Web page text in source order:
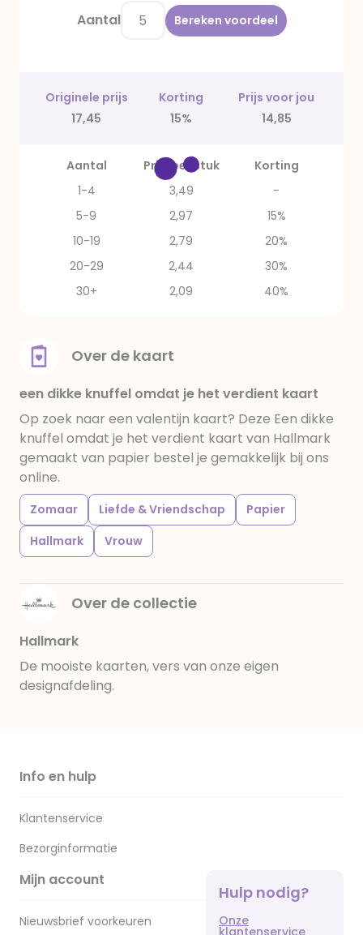
Aantal Bereken voordeel
Originele prijs Korting
Prijs voor jou
17,45
15% 14,85
Aantal Prijs per stuk
Korting
1-4
3,49
-
5-9
2,97
15%
10-19
2,79
20%
20-29
2,44
30%
30+
2,09 40%
Over de kaart
een dikke knuffel omdat je het verdient kaart
Op zoek naar een valentijn kaart? Deze Een dikke
knuffel omdat je het verdient kaart van Hallmark
gemaakt van papier bestel je gemakkelijk bij ons
online.
Zomaar Liefde & Vriendschap
Papier
Hallmark
Vrouw
Over de collectie
Hallmark
De mooiste kaarten, vers van onze eigen
designafdeling.
Info en hulp
Klantenservice
Bezorginformatie
Mijn account
Nieuwsbrief voorkeuren
Hulp nodig?
Onze
klantenservice